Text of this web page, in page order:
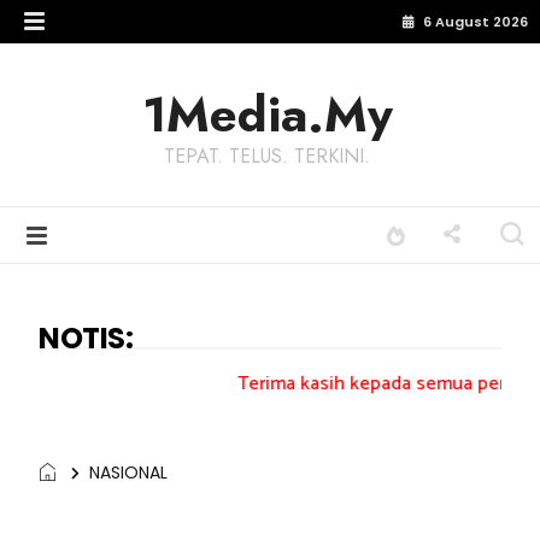
6 August 2026
1Media.My
TEPAT. TELUS. TERKINI.
NOTIS:
Terima kasih kepada semua pengundi.......
NASIONAL